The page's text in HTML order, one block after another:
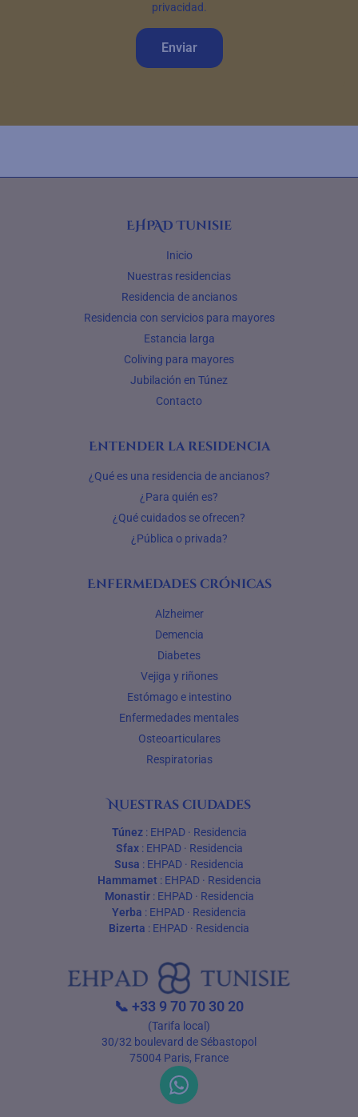
privacidad.
Enviar
EHPAD Tunisie
Inicio
Nuestras residencias
Residencia de ancianos
Residencia con servicios para mayores
Estancia larga
Coliving para mayores
Jubilación en Túnez
Contacto
Entender la residencia
¿Qué es una residencia de ancianos?
¿Para quién es?
¿Qué cuidados se ofrecen?
¿Pública o privada?
Enfermedades crónicas
Alzheimer
Demencia
Diabetes
Vejiga y riñones
Estómago e intestino
Enfermedades mentales
Osteoarticulares
Respiratorias
Nuestras ciudades
Túnez: EHPAD· Residencia
Sfax: EHPAD· Residencia
Susa : EHPAD · Residencia
Hammamet: EHPAD· Residencia
Monastir: EHPAD· Residencia
Yerba : EHPAD · Residencia
Bizerta : EHPAD · Residencia
📞 +33 9 70 70 30 20
(Tarifa local)
30/32 boulevard de Sébastopol
75004 Paris, France